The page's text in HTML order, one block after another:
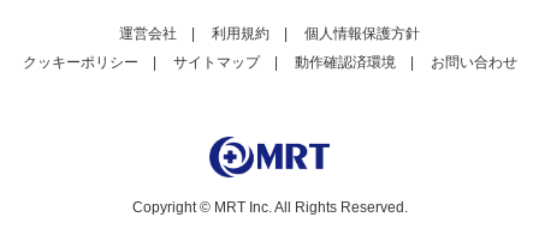
運営会社 利用規約
個人情報保護方針
クッキーポリシー
サイトマップ| 動作確認済環境| お問い合わせ
Copyright © MRT Inc. All Rights Reserved.